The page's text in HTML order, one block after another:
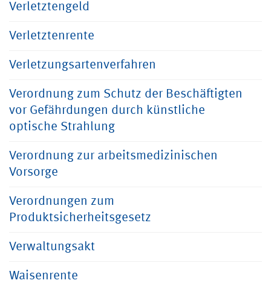
Verletztengeld
Verletztenrente
Verletzungsartenverfahren
Verordnung zum Schutz der Beschäftigten
vor Gefährdungen durch künstliche
optische Strahlung
Verordnung zur arbeitsmedizinischen
Vorsorge
Verordnungen zum
Produktsicherheitsgesetz
Verwaltungsakt
Waisenrente